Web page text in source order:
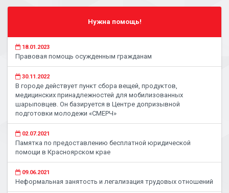
Нужна помощь!
18.01.2023
Правовая помощь осужденным гражданам
30.11.2022
В городе действует пункт сбора вещей, продуктов,
медицинских принадлежностей для мобилизованных
шарыповцев. Он базируется в Центре допризывной
подготовки молодежи «СМЕРЧ»
02.07.2021
Памятка по предоставлению бесплатной юридической
помощи в Красноярском крае
09.06.2021
Неформальная занятость и легализация трудовых отношений